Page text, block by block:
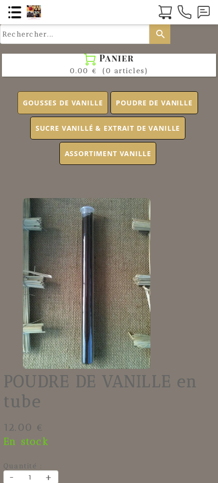
search
 Panier
0.00 € (0 articles)
GOUSSES DE VANILLE POUDRE DE VANILLE
SUCRE VANILLÉ & EXTRAIT DE VANILLE
ASSORTIMENT VANILLE
POUDRE DE VANILLE en
tube
12.00 €
En stock
Quantité :
- +